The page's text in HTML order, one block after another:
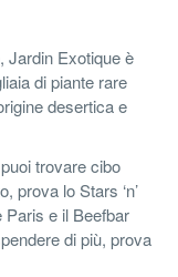
Jardin Exotique è
di piante rare
desertica e
trovare cibo
prova lo Stars ‘n’
e il Beefbar
di più, prova